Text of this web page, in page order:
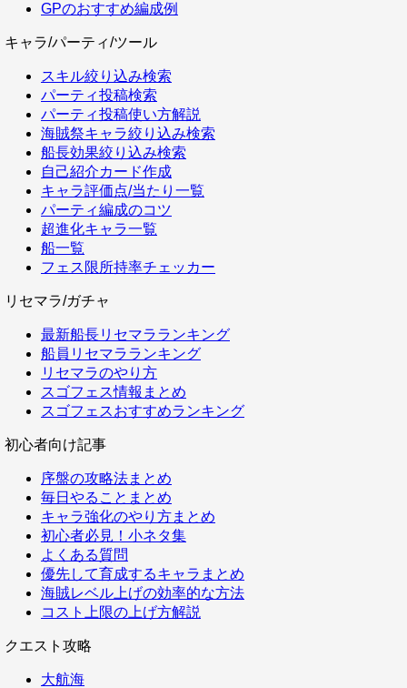
GPのおすすめ編成例
キャラ/パーティ/ツール
スキル絞り込み検索
パーティ投稿検索
パーティ投稿使い方解説
海賊祭キャラ絞り込み検索
船長効果絞り込み検索
自己紹介カード作成
キャラ評価点/当たり一覧
パーティ編成のコツ
超進化キャラ一覧
船一覧
フェス限所持率チェッカー
リセマラ/ガチャ
最新船長リセマラランキング
船員リセマラランキング
リセマラのやり方
スゴフェス情報まとめ
スゴフェスおすすめランキング
初心者向け記事
序盤の攻略法まとめ
毎日やることまとめ
キャラ強化のやり方まとめ
初心者必見！小ネタ集
よくある質問
優先して育成するキャラまとめ
海賊レベル上げの効率的な方法
コスト上限の上げ方解説
クエスト攻略
大航海